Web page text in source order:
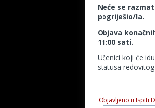
Neće se
pogriješio/la.
Objava
11:00 sati.
Učenici koji će
statusa
Objavljeno u Ispiti